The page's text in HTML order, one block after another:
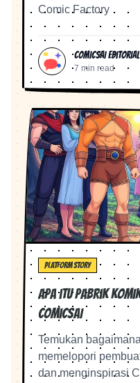
Comic Factory
ComicsAI Editorial
7 min read
PLATFORM STORY
Apa itu Pabrik
ComicsAI
Temukan
memelopori
dan menginspirasi